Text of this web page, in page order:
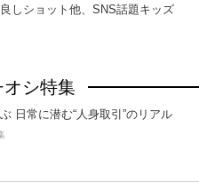
しショット他、SNS話題キッズ
シ特集
日常に潜む“人身取引”のリアル